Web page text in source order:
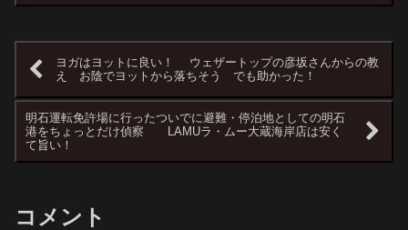
ヨガはヨットに良い！ ウェザートップの彦坂さんからの教
え お陰でヨットから落ちそう でも助かった！
明石運転免許場に行ったついでに避難・停泊地としての明石
港をちょっとだけ偵察 LAMUラ・ムー大蔵海岸店は安く
て旨い！
コメント